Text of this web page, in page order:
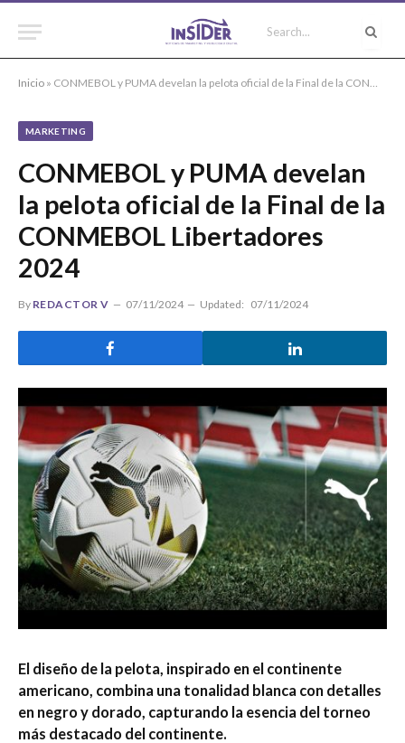
Inicio » CONMEBOL y PUMA develan la pelota oficial de la Final de la CONMEBOL Libertadores 2024
MARKETING
CONMEBOL y PUMA develan
la pelota oficial de la Final de la
CONMEBOL Libertadores
2024
By REDACTOR V 07/11/2024 Updated: 07/11/2024
El diseño de la pelota, inspirado en el continente
americano, combina una tonalidad blanca con detalles
en negro y dorado, capturando la esencia del torneo
más destacado del continente.